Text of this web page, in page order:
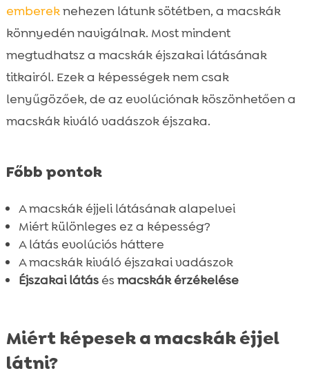

A macskák szemének anatómiai
különlegességei
Hogyan befolyásolja a macska éjjeli látás
az éjszakai viselkedést?
Macska éjjeli látás és a táplálkozás
CricksyCat: az ideális táplálék a macskák
számára
 Macska szemkárosodás éjjel
intézkedések
 A macska látásproblémák felismerése
Hogyan támogatja a CricksyCat a macska
szem egészségét?
 Macska látásfejlesztés otthoni körülmények
között
Összefoglaló
embereknehezen látunk sötétben, a macskák
könnyedén navigálnak. Most mindent
megtudhatsz a macskák éjszakai látásának
titkairól. Ezek a képességek nem csak
lenyűgözőek, de az evolúciónak köszönhetően a
macskák kiváló vadászok éjszaka.
Főbb pontok
A macskák éjjeli látásának alapelvei
Miért különleges ez a képesség?
A látás evolúciós háttere
A macskák kiváló éjszakai vadászok
Éjszakai látásés macskák érzékelése
Miért képesek a macskák éjjel
látni?